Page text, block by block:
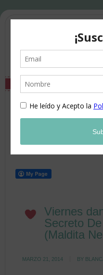
Viernes
Secreto
(Maldita
MARZO 21, 2014 BY